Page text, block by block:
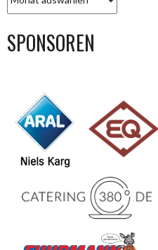
ARCHIV
SPONSOREN